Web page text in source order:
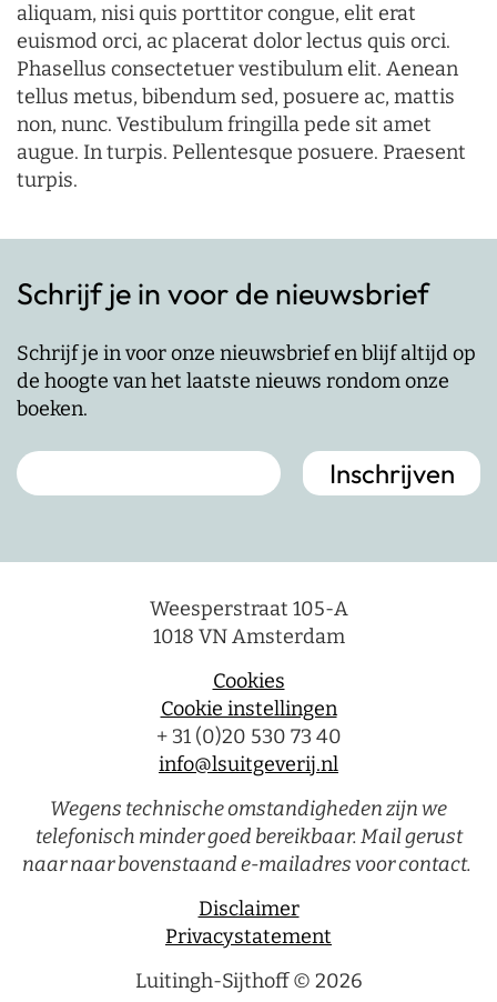
aliquam, nisi quis porttitor congue, elit erat
euismod orci, ac placerat dolor lectus quis orci.
Phasellus consectetuer vestibulum elit. Aenean
tellus metus, bibendum sed, posuere ac, mattis
non, nunc. Vestibulum fringilla pede sit amet
augue. In turpis. Pellentesque posuere. Praesent
turpis.
Schrijf je in voor de nieuwsbrief
Schrijf je in voor onze nieuwsbrief en blijf altijd op
de hoogte van het laatste nieuws rondom onze
boeken.
Weesperstraat 105-A
1018 VN Amsterdam
Cookies
Cookie instellingen
+ 31 (0)20 530 73 40
info@lsuitgeverij.nl
Wegens technische omstandigheden zijn we
telefonisch minder goed bereikbaar. Mail gerust
naar naar bovenstaand e-mailadres voor contact.
Disclaimer
Privacystatement
Luitingh-Sijthoff © 2026